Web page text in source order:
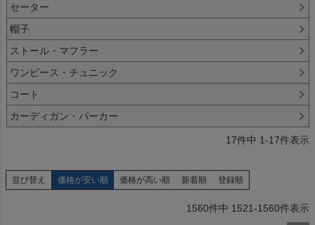
セーター
帽子
ストール・マフラー
ワンピース・チュニック
コート
カーディガン・パーカー
17件中 1-17件表示
並び替え 価格が安い順 価格が高い順 新着順 登録順
1560件中 1521-1560件表示